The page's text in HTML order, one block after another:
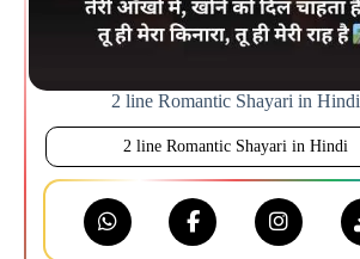
2 line Romantic Shayari in Hindi
2 line Romantic Shayari in Hindi